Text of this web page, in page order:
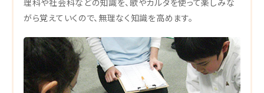
がら覚えていくので、無理なく知識を高めます。